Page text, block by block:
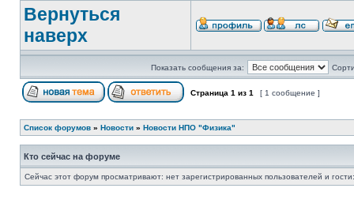
Вернуться
наверх
Показать сообщения за:
Страница 1 из 1 [ 1 сообщение ]
Список форумов » Новости » Новости НПО "Физика"
Кто сейчас на форуме
Сейчас этот форум просматривают: нет зарегистрированных пользователей и